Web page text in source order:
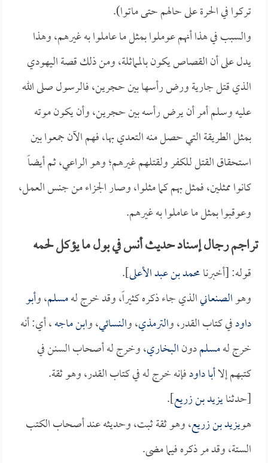
تركوا في الحرة على حالهم حتى ماتوا).
والسبب في هذا أنهم عوملوا بمثل ما عاملوا به غيرهم، وهذا
يدل على أن القصاص يكون بالمماثلة، ومن ذلك قصة اليهودي
الذي قتل جارية ورض رأسها بين حجرين، فالرسول صلى الله
عليه وسلم أمر أن يرض رأسه بين حجرين، وأن يكون موته
بمثل الطريقة التي حصل منه التعدي بها، فهم الآن جمعوا بين
استحقاق القتل للكفر ولقتلهم غيرهم؛ وهو الراعي، ثم أيضاً
كانوا ممثلين، فمثل بهم كما مثلوا، وصار الجزاء من جنس العمل،
وعوقبوا بمثل ما عاملوا به غيرهم.
تراجم رجال إسناد حديث أنس في بول ما يؤكل لحمه
قوله: [أخبرنامحمد بن عبد الأعلى].
وهوالصنعانيالذي جاء ذكره كثيراً، وقد خرج لهمسلم، وأبو
داودفي كتاب القدر، والترمذي، والنسائي، وابن ماجه، أي: أنه
خرج لهمسلمدونالبخاري، وخرج له أصحاب السنن في
كتبهم إلاأبا داودفإنه خرج له في كتاب القدر، وهو ثقة.
[حدثنايزيد بن زريع].
هويزيد بن زريع، وهو ثقة ثبت، وحديثه عند أصحاب الكتب
الستة، وقد مر ذكره فيما مضى.